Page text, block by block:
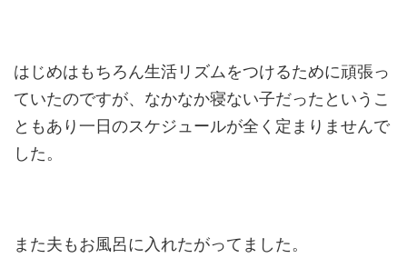
はじめはもちろん生活リズムをつけるために頑張っ
ていたのですが、なかなか寝ない子だったというこ
ともあり一日のスケジュールが全く定まりませんで
した。
また夫もお風呂に入れたがってました。